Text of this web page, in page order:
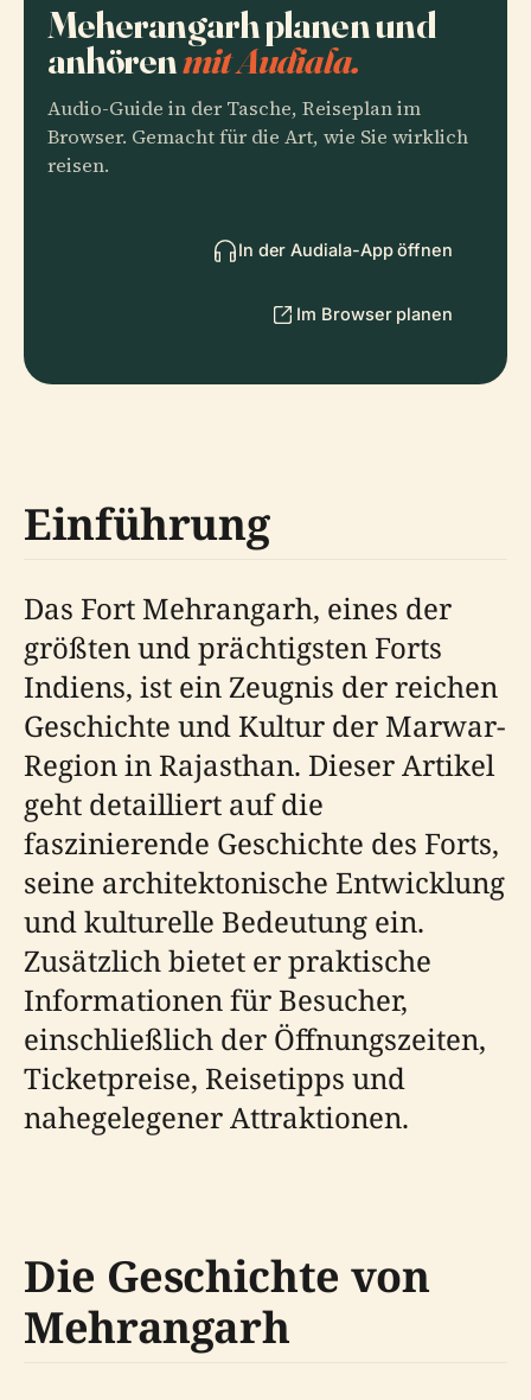
Meherangarh planen und
anhörenmit Audiala.
Audio-Guide in der Tasche, Reiseplan im
Browser. Gemacht für die Art, wie Sie wirklich
reisen.
In der Audiala-App öffnen
Im Browser planen
Einführung
Das Fort Mehrangarh, eines der
größten und prächtigsten Forts
Indiens, ist ein Zeugnis der reichen
Geschichte und Kultur der Marwar-
Region in Rajasthan. Dieser Artikel
geht detailliert auf die
faszinierende Geschichte des Forts,
seine architektonische Entwicklung
und kulturelle Bedeutung ein.
Zusätzlich bietet er praktische
Informationen für Besucher,
einschließlich der Öffnungszeiten,
Ticketpreise, Reisetipps und
nahegelegener Attraktionen.
Die Geschichte von
Mehrangarh